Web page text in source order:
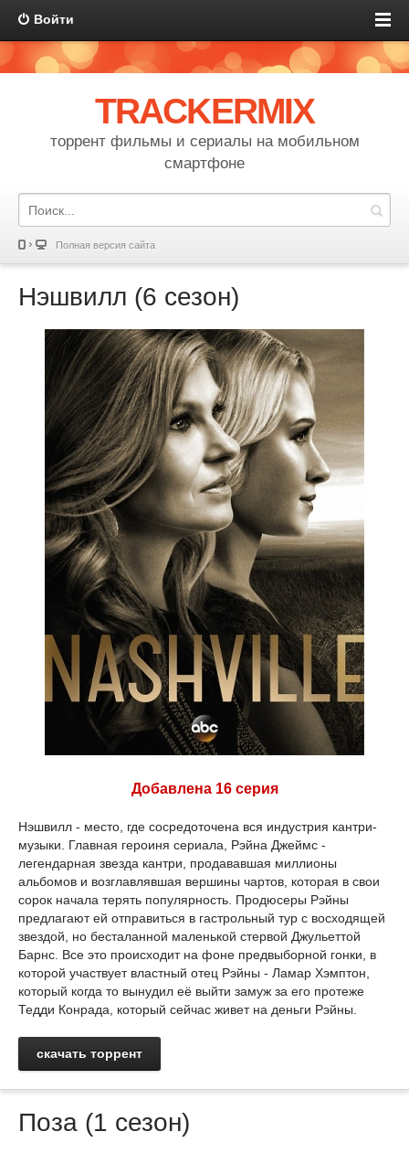
Войти
TRACKERMIX
торрент фильмы и сериалы на мобильном
смартфоне
Полная версия сайта
Нэшвилл (6 сезон)
Добавлена 16 серия
Нэшвилл - место, где сосредоточена вся индустрия кантри-
музыки. Главная героиня сериала, Рэйна Джеймс -
легендарная звезда кантри, продававшая миллионы
альбомов и возглавлявшая вершины чартов, которая в свои
сорок начала терять популярность. Продюсеры Рэйны
предлагают ей отправиться в гастрольный тур с восходящей
звездой, но бесталанной маленькой стервой Джульеттой
Барнс. Все это происходит на фоне предвыборной гонки, в
которой участвует властный отец Рэйны - Ламар Хэмптон,
который когда то вынудил её выйти замуж за его протеже
Тедди Конрада, который сейчас живет на деньги Рэйны.
скачать торрент
Поза (1 сезон)